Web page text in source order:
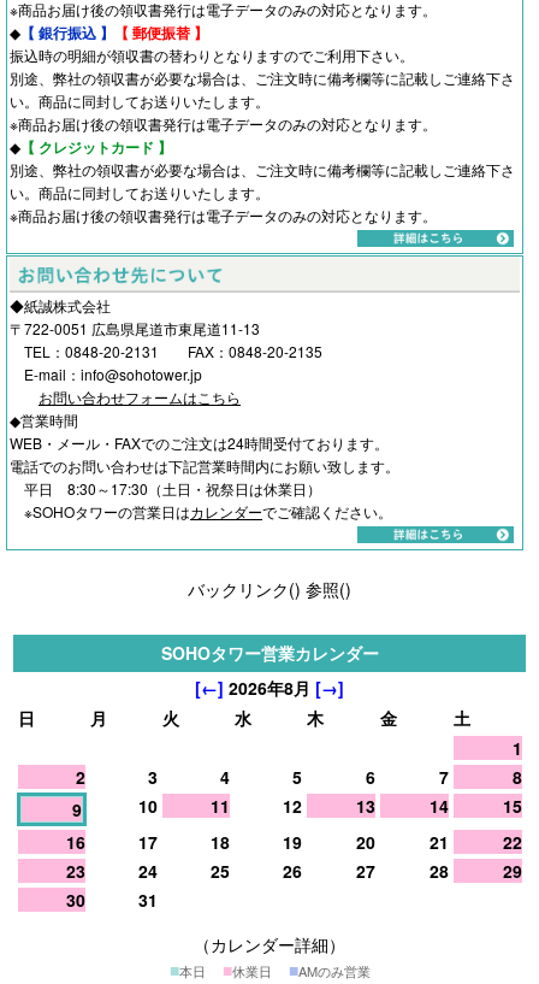
※商品お届け後の領収書発行は電子データのみの対応となります。
◆ 【 銀行振込 】 【 郵便振替 】
振込時の明細が領収書の替わりとなりますのでご利用下さい。
別途、弊社の領収書が必要な場合は、ご注文時に備考欄等に記載しご連絡下さ
い。商品に同封してお送りいたします。
※商品お届け後の領収書発行は電子データのみの対応となります。
◆ 【 クレジットカード 】
別途、弊社の領収書が必要な場合は、ご注文時に備考欄等に記載しご連絡下さ
い。商品に同封してお送りいたします。
※商品お届け後の領収書発行は電子データのみの対応となります。
◆紙誠株式会社
〒722-0051 広島県尾道市東尾道11-13
TEL：0848-20-2131 FAX：0848-20-2135
E-mail：info@sohotower.jp
お問い合わせフォームはこちら
◆営業時間
WEB・メール・FAXでのご注文は24時間受付ております。
電話でのお問い合わせは下記営業時間内にお願い致します。
平日 8:30～17:30（土日・祝祭日は休業日）
※SOHOタワーの営業日はカレンダーでご確認ください。
バックリンク() 参照()
SOHOタワー営業カレンダー
[←] 2026年8月 [→]
日
月 火 水 木 金
土
1
2
3 4 5 6 7
8
9
10 11 12 13 14
15
16
17 18 19 20 21
22
23
24 25 26 27 28
29
30
31
（カレンダー詳細）
■本日 ■休業日 ■AMのみ営業